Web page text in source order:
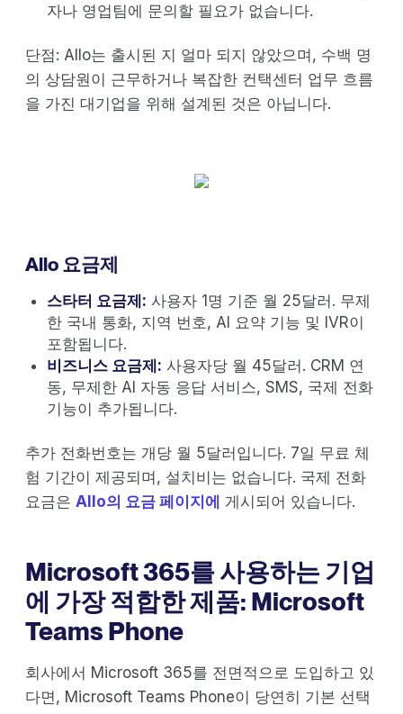
자나 영업팀에 문의할 필요가 없습니다.
단점: Allo는 출시된 지 얼마 되지 않았으며, 수백 명
의 상담원이 근무하거나 복잡한 컨택센터 업무 흐름
을 가진 대기업을 위해 설계된 것은 아닙니다.
Allo 요금제
스타터 요금제: 사용자 1명 기준 월 25달러. 무제
한 국내 통화, 지역 번호, AI 요약 기능 및 IVR이
포함됩니다.
비즈니스 요금제: 사용자당 월 45달러. CRM 연
동, 무제한 AI 자동 응답 서비스, SMS, 국제 전화
기능이 추가됩니다.
추가 전화번호는 개당 월 5달러입니다. 7일 무료 체
험 기간이 제공되며, 설치비는 없습니다. 국제 전화
요금은 Allo의 요금 페이지에 게시되어 있습니다.
Microsoft 365를 사용하는 기업
에 가장 적합한 제품: Microsoft
Teams Phone
회사에서 Microsoft 365를 전면적으로 도입하고 있
다면, Microsoft Teams Phone이 당연히 기본 선택